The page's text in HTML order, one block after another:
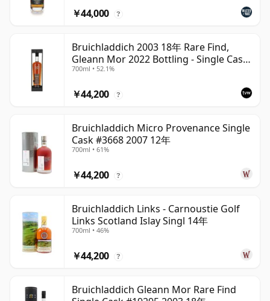
￥44,000 ?
Bruichladdich 2003 18年 Rare Find,
Gleann Mor 2022 Bottling - Single Cask
19295
700ml • 52.1%
￥44,200 ?
Bruichladdich Micro Provenance Single
Cask #3668 2007 12年
700ml • 61%
￥44,200 ?
Bruichladdich Links - Carnoustie Golf
Links Scotland Islay Singl 14年
700ml • 46%
￥44,200 ?
Bruichladdich Gleann Mor Rare Find